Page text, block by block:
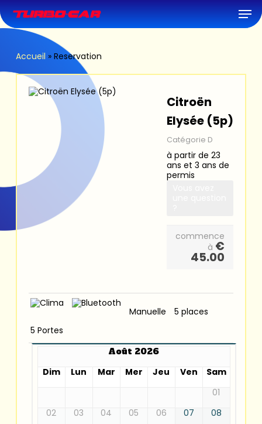
to
main
content
Accueil » Reservation
Citroën
Elysée (5p)
Catégorie D
à partir de 23
ans et 3 ans de
permis
commence
à €
45.00
Manuelle
5 places
5 Portes
Août 2026
Dim
Lun Mar Mer Jeu Ven
Sam
01
02
03 04 05 06 07
08